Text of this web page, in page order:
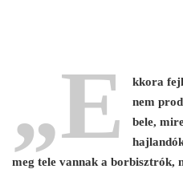
„E
kkora
nem
bele,
meg tele vannak a borbisztrók,